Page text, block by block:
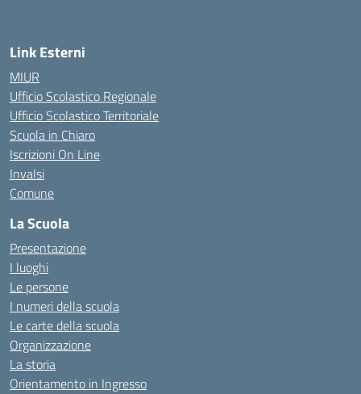
Link Esterni
MIUR
Ufficio Scolastico Regionale
Ufficio Scolastico Territoriale
Scuola in Chiaro
Iscrizioni On Line
Invalsi
Comune
La Scuola
Presentazione
I luoghi
Le persone
I numeri della scuola
Le carte della scuola
Organizzazione
La storia
Orientamento in Ingresso